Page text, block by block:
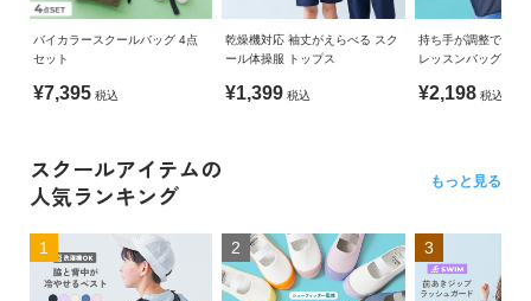
バイカラースクールバッグ 4点
セット
¥7,395 税込
乾燥機対応 袖丈がえらべる スク
ール体操服 トップス
¥1,399 税込
持ち手が調整できる
レッスンバッグ
¥2,198 税込
スクールアイテムの
人気ランキング
もっと見る
1 2 3